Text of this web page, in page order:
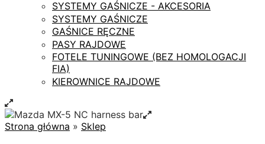
SYSTEMY GAŚNICZE - AKCESORIA
SYSTEMY GAŚNICZE
GAŚNICE RĘCZNE
PASY RAJDOWE
FOTELE TUNINGOWE (BEZ HOMOLOGACJI
FIA)
KIEROWNICE RAJDOWE
Strona główna » Sklep